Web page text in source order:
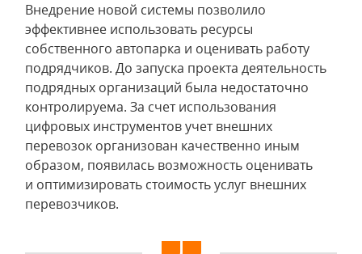
Внедрение новой системы позволило
эффективнее использовать ресурсы
собственного автопарка и оценивать работу
подрядчиков. До запуска проекта деятельность
подрядных организаций была недостаточно
контролируема. За счет использования
цифровых инструментов учет внешних
перевозок организован качественно иным
образом, появилась возможность оценивать
и оптимизировать стоимость услуг внешних
перевозчиков.